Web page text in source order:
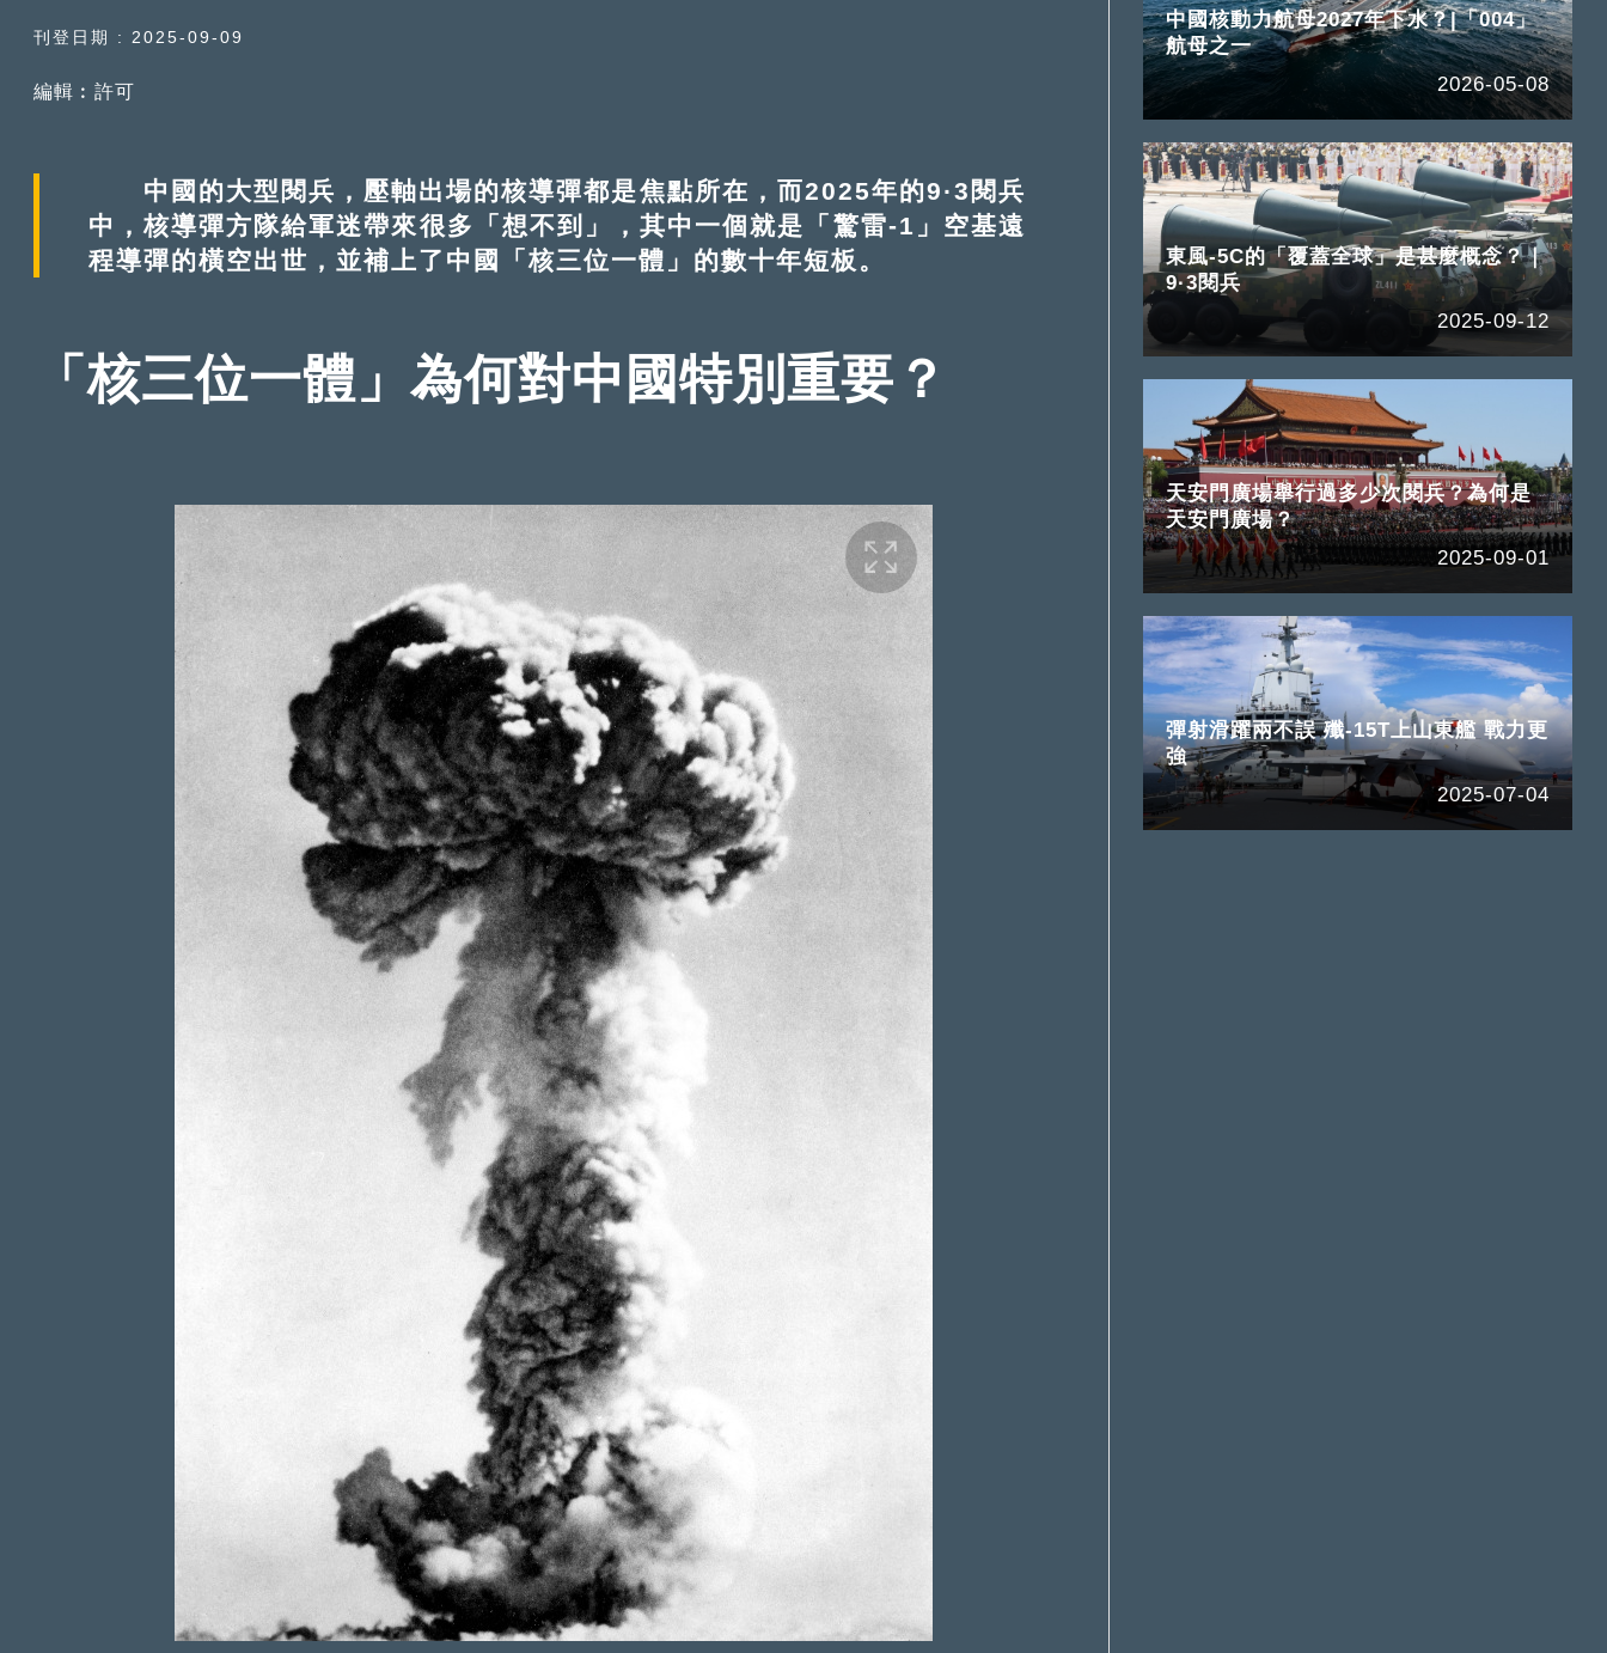
刊登日期 : 2025-09-09
編輯︰許可
中國的大型閱兵，壓軸出場的核導彈都是焦點所在，而2025年的9·3閱兵
中，核導彈方隊給軍迷帶來很多「想不到」，其中一個就是「驚雷-1」空基遠
程導彈的橫空出世，並補上了中國「核三位一體」的數十年短板。
「核三位一體」為何對中國特別重要？
中國核動力航母2027年下水？|「004」
航母之一
2026-05-08
東風-5C的「覆蓋全球」是甚麼概念？｜
9·3閱兵
2025-09-12
天安門廣場舉行過多少次閱兵？為何是
天安門廣場？
2025-09-01
彈射滑躍兩不誤 殲-15T上山東艦 戰力更
強
2025-07-04